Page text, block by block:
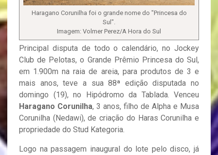
Haragano Corunilha foi o grande nome do "Princesa do
Sul".
Imagem: Volmer Perez/A Hora do Sul
Principal disputa de todo o calendário, no Jockey
Club de Pelotas, o Grande Prêmio Princesa do Sul,
em 1.900m na raia de areia, para produtos de 3 e
mais anos, teve a sua 88ª edição disputada no
domingo (19), no Hipódromo da Tablada. Venceu
Haragano Corunilha, 3 anos, filho de Alpha e Musa
Corunilha (Nedawi), de criação do Haras Corunilha e
propriedade do Stud Kategoria.
Logo na passagem inaugural do lote pelo disco, já